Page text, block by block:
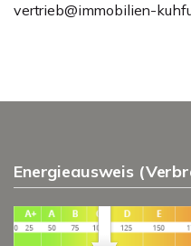
vertrieb@immobilien-
Energieausweis